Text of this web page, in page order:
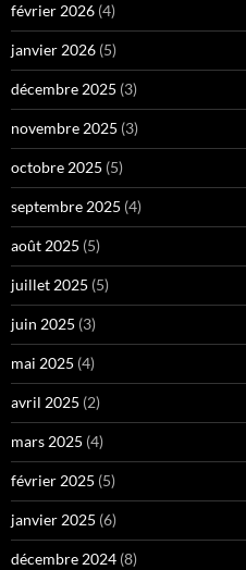
février 2026 (4)
janvier 2026 (5)
décembre 2025 (3)
novembre 2025 (3)
octobre 2025 (5)
septembre 2025 (4)
août 2025 (5)
juillet 2025 (5)
juin 2025 (3)
mai 2025 (4)
avril 2025 (2)
mars 2025 (4)
février 2025 (5)
janvier 2025 (6)
décembre 2024 (8)